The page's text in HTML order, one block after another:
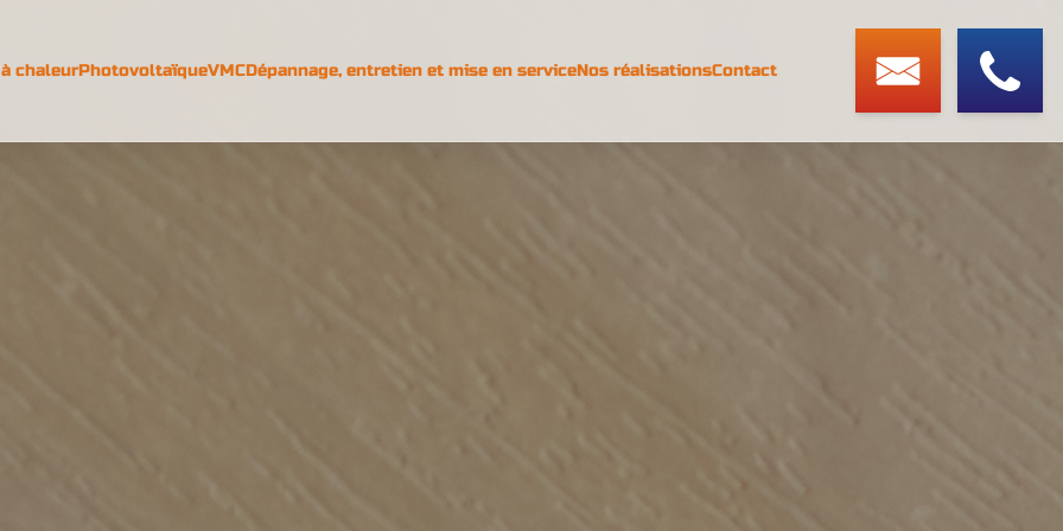
chaleurPhotovoltaïqueVMCDépannage, entretien et mise en serviceNos réalisationsContact